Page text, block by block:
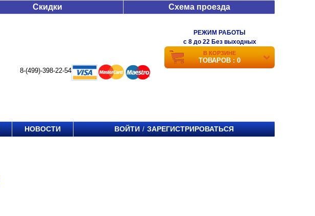
Скидки Схема проезда
8-(499)-398-22-54
РЕЖИМ РАБОТЫ
c 8 до 22 Без выходных
В КОРЗИНЕ
ТОВАРОВ : 0
НОВОСТИ ВОЙТИ / ЗАРЕГИСТРИРОВАТЬСЯ